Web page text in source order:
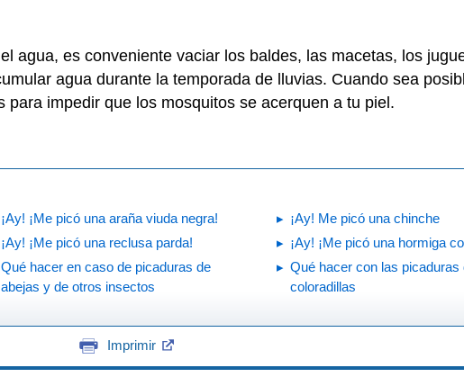
agua, es conveniente vaciar los baldes, las macetas, los
agua durante la temporada de lluvias. Cuando sea
impedir que los mosquitos se acerquen a tu piel.
¡Ay! ¡Me picó una araña viuda negra!
¡Ay! ¡Me picó una reclusa parda!
Qué hacer en caso de picaduras de
abejas y de otros insectos
¡Ay! Me picó una chinche
¡Ay! ¡Me picó una hormiga
Qué hacer con las picaduras
coloradillas
Imprimir